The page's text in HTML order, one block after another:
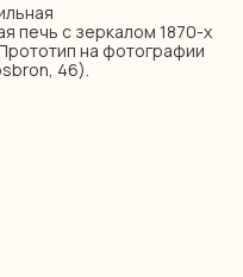
печь с зеркалом 1870-х
на фотографии
46).